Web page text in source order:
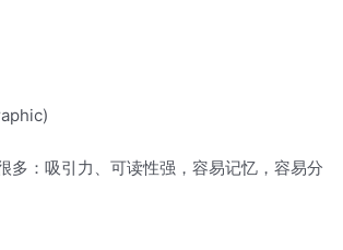
多：吸引力、可读性强，容易记忆，容易分